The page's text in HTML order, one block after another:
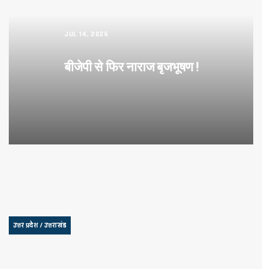
JUL 14, 2026
बीजेपी से फिर नाराज बृजभूषण !
उत्तर प्रदेश / उत्तराखंड